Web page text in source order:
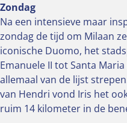
Zondag
Na een intensieve maar
zondag de tijd om Milaan
iconische Duomo, het
Emanuele II tot Santa
allemaal van de lijst
van Hendri vond Iris het
ruim 14 kilometer in de